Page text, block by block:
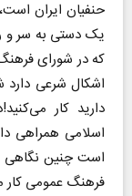
حنفیان ایران
یک دستی به سر و
که در شورای
اشکال شرعی
دارید کار
اسلامی همراهی
است چنین
فرهنگ عمومی کار